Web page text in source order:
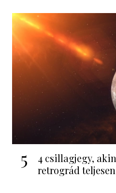
5
4 csillagjegy,
retrográd